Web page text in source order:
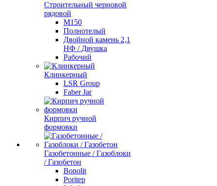
Строительный черновой
рядовой
М150
Полнотелый
Двойной камень 2,1
НФ / Двушка
Рабочий
Клинкерный
LSR Group
Faber Jar
Кирпич ручной
формовки
Газобетонные / Газоблоки
/ Газобетон
Bonolit
Poritep